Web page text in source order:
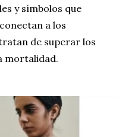
y símbolos que
a los
de superar los
mortalidad.